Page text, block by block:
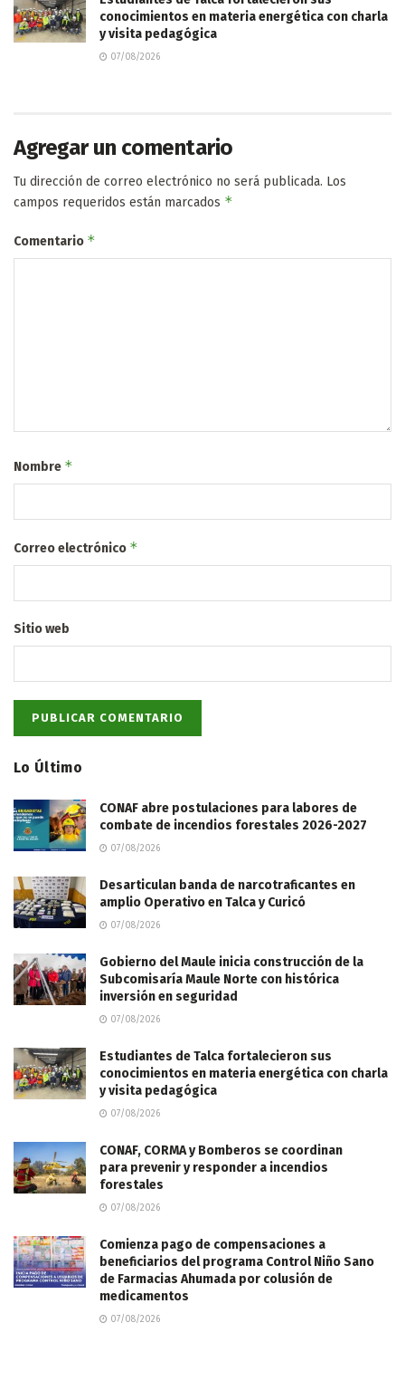
conocimientos en materia energética con charla
y visita pedagógica
07/08/2026
Agregar un comentario
Tu dirección de correo electrónico no será publicada. Los
campos requeridos están marcados *
Comentario *
Nombre *
Correo electrónico *
Sitio web
Lo Último
CONAF abre postulaciones para labores de
combate de incendios forestales 2026-2027
07/08/2026
Desarticulan banda de narcotraficantes en
amplio Operativo en Talca y Curicó
07/08/2026
Gobierno del Maule inicia construcción de la
Subcomisaría Maule Norte con histórica
inversión en seguridad
07/08/2026
Estudiantes de Talca fortalecieron sus
conocimientos en materia energética con charla
y visita pedagógica
07/08/2026
CONAF, CORMA y Bomberos se coordinan
para prevenir y responder a incendios
forestales
07/08/2026
Comienza pago de compensaciones a
beneficiarios del programa Control Niño Sano
de Farmacias Ahumada por colusión de
medicamentos
07/08/2026